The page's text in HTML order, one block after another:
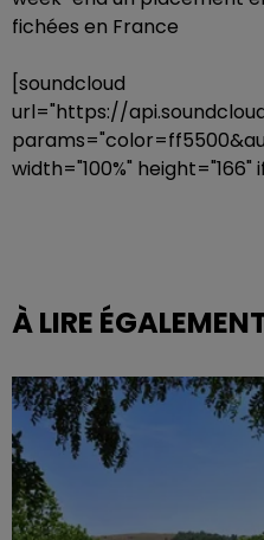
fichées en France
[soundcloud
url="https://
width="100%"
À LIRE